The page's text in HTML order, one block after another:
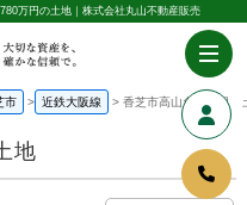
万円の土地｜株式会社丸山不動産販売
市 近鉄大阪線 香芝市高山台一丁目
地